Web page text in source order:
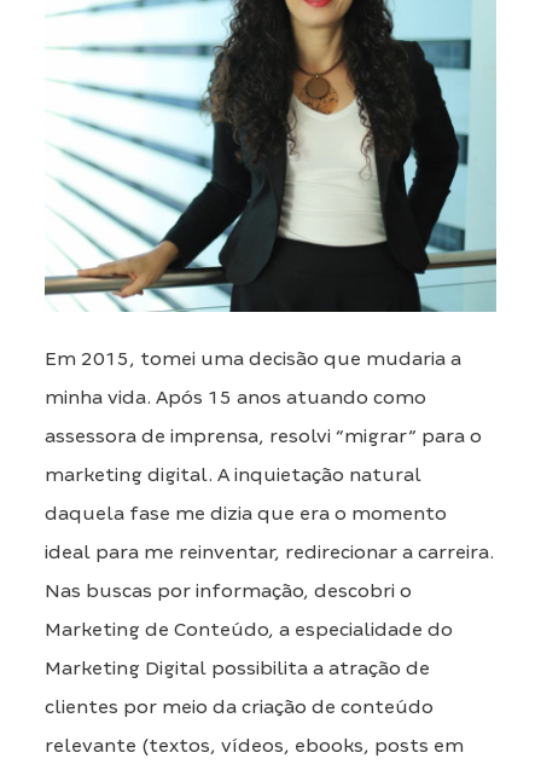
Em 2015, tomei uma decisão que mudaria a
minha vida. Após 15 anos atuando como
assessora de imprensa, resolvi “migrar” para o
marketing digital. A inquietação natural
daquela fase me dizia que era o momento
ideal para me reinventar, redirecionar a carreira.
Nas buscas por informação, descobri o
Marketing de Conteúdo, a especialidade do
Marketing Digital possibilita a atração de
clientes por meio da criação de conteúdo
relevante (textos, vídeos, ebooks, posts em